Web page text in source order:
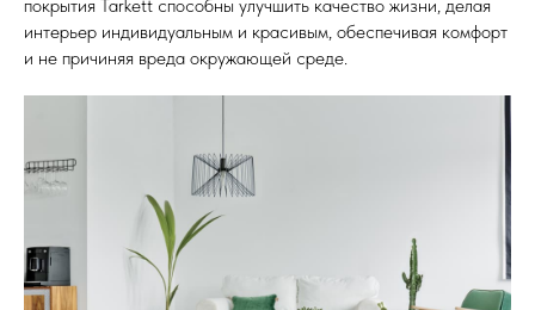
покрытия Tarkett способны улучшить качество жизни, делая
интерьер индивидуальным и красивым, обеспечивая комфорт
и не причиняя вреда окружающей среде.